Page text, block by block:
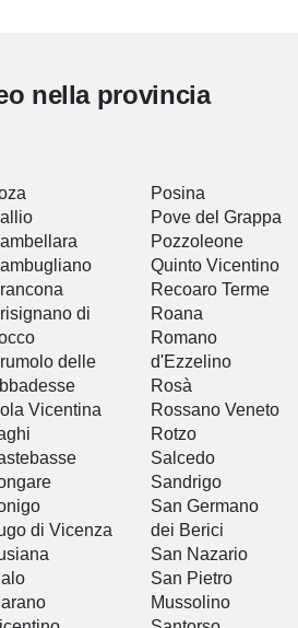
nella provincia
di
delle
Vicentina
di Vicenza
Posina
Pove del Grappa
Pozzoleone
Quinto Vicentino
Recoaro Terme
Roana
Romano
d'Ezzelino
Rosà
Rossano Veneto
Rotzo
Salcedo
Sandrigo
San Germano
dei Berici
San Nazario
San Pietro
Mussolino